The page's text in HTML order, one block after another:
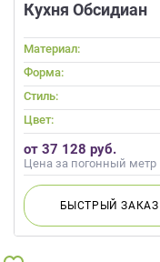
Кухня Обсидиан
Материал:
Форма:
Стиль:
Цвет:
от 37 128 руб.
Цена за погонный метр
БЫСТРЫЙЗАКАЗ